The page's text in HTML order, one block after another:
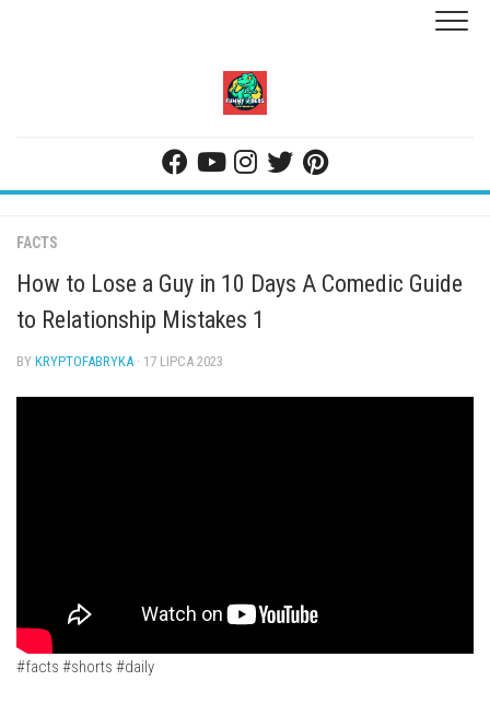
FACTS
How to Lose a Guy in 10 Days A Comedic Guide
to Relationship Mistakes 1
BY KRYPTOFABRYKA · 17 LIPCA 2023
#facts #shorts #daily